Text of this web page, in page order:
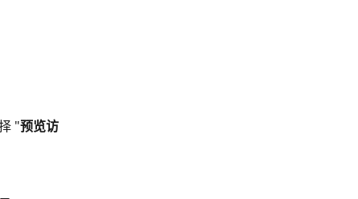
"预览访